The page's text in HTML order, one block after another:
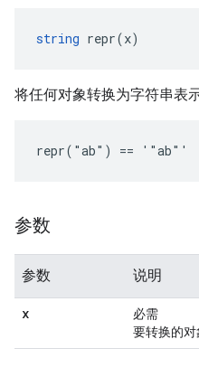
string repr(x)
将任何对象转换为字符串表
repr("ab") == '"ab"'
参数
参数 说明
x
必需
要转换的对